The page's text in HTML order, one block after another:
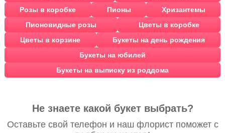
Розы в коробке
Пионы
Хризантемы
Пионовидные розы
Цветы в коробке
Цветы в корзине
Букеты на день рождения
Букеты на юбилей
Букеты на выписку из роддома
Не знаете какой букет выбрать?
Оставьте свой телефон и наш флорист поможет с